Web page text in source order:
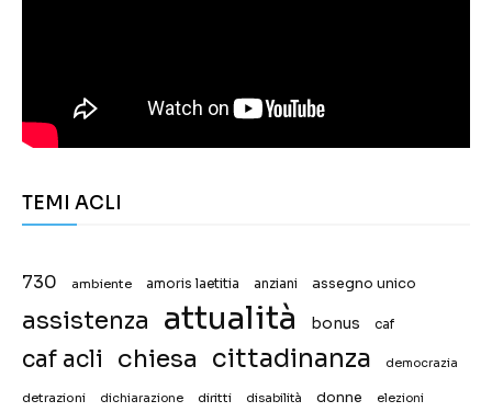
TEMI ACLI
730 ambiente amoris laetitia anziani assegno unico
assistenza attualità bonus caf
caf acli chiesa cittadinanza democrazia
detrazioni dichiarazione diritti disabilità donne elezioni